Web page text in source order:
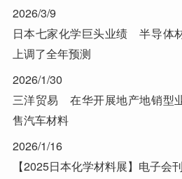
2026/3/9
日本七家化学巨头业绩 半导体
上调了全年预测
2026/1/30
三洋贸易 在华开展地产地销型
售汽车材料
2026/1/16
【2025日本化学材料展】电子会刊